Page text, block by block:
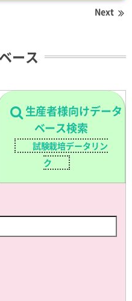
Next
ース
生産者様向けデータ
ベース検索
試験栽培データリン
ク